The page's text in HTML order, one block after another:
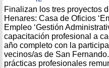
Finalizan los tres proyectos
Henares: Casa de Oficios
Empleo ‘Gestión
capacitación profesional a
año completo con la
vecinos/as de San
prácticas profesionales